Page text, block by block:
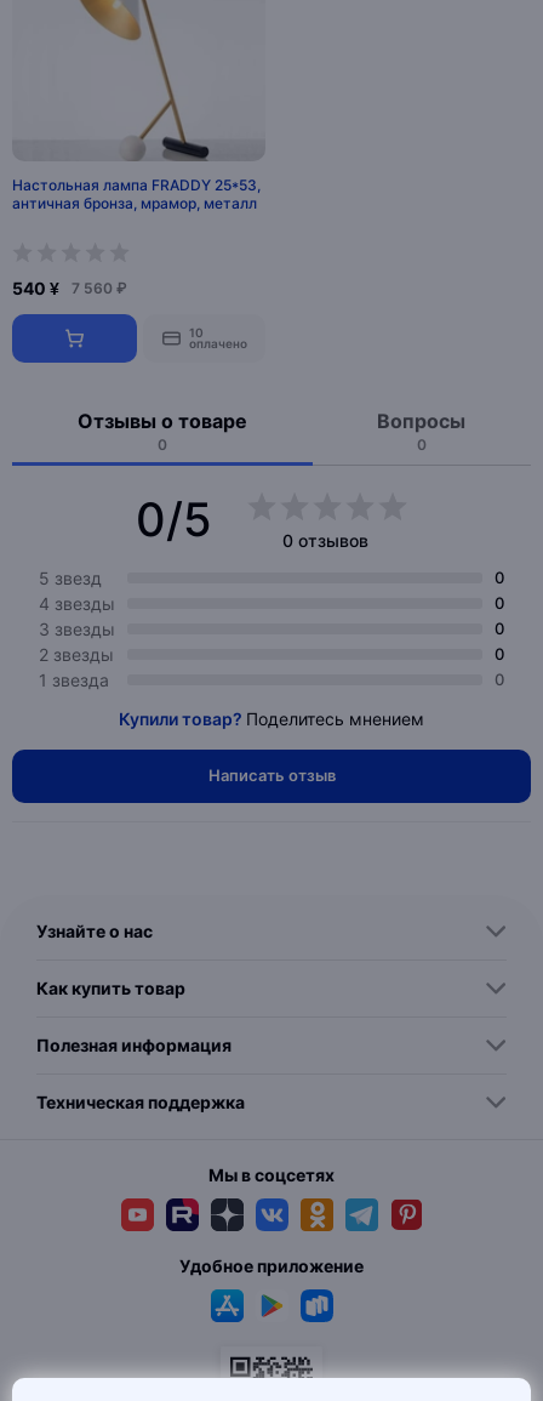
Настольная лампа FRADDY 25*53,
античная бронза, мрамор, металл
540 ¥ 7 560 ₽
10
оплачено
Отзывы о товаре
0
Вопросы
0
0/5
0 отзывов
5 звезд
0
4 звезды 0
3 звезды 0
2 звезды 0
1 звезда 0
Купили товар? Поделитесь мнением
Написать отзыв
Узнайте о нас
Как купить товар
Полезная информация
Техническая поддержка
Мы в соцсетях
Удобное приложение